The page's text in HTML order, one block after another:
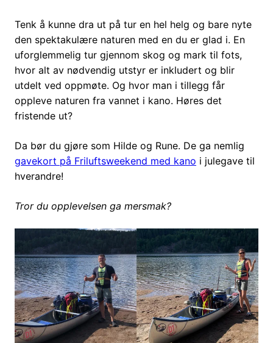
Tenk å kunne dra ut på tur en hel helg og bare nyte
den spektakulære naturen med en du er glad i. En
uforglemmelig tur gjennom skog og mark til fots,
hvor alt av nødvendig utstyr er inkludert og blir
utdelt ved oppmøte. Og hvor man i tillegg får
oppleve naturen fra vannet i kano. Høres det
fristende ut?
Da bør du gjøre som Hilde og Rune. De ga nemlig
gavekort på Friluftsweekend med kano i julegave til
hverandre!
Tror du opplevelsen ga mersmak?